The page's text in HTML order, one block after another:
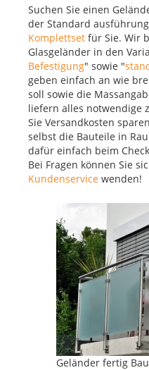
Suchen Sie einen
der Standard
Komplettset für Sie. Wir
Glasgeländer in den
Befestigung" sowie "
geben einfach an wie
soll sowie die
liefern alles notwendige
Sie Versandkosten
selbst die Bauteile in
dafür einfach beim
Bei Fragen können Sie
Kundenservice wenden!
Geländer fertig